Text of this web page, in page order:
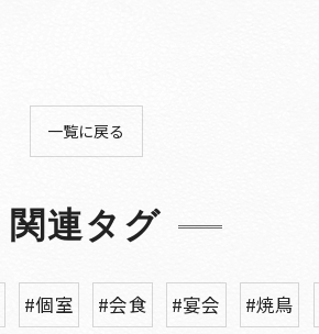
一覧に戻る
関連タグ
#個室 #会食 #宴会 #焼鳥